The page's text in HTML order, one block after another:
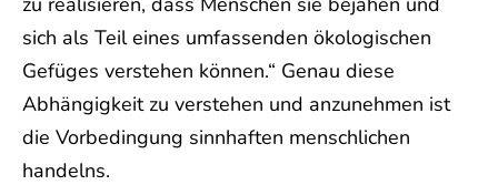
sich als Teil eines umfassenden ökologischen
Gefüges verstehen können.“ Genau diese
Abhängigkeit zu verstehen und anzunehmen ist
die Vorbedingung sinnhaften menschlichen
handelns.